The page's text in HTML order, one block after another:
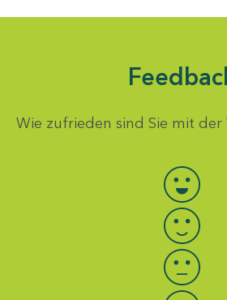
Wie zufrieden sind Sie mit der
Bewertung